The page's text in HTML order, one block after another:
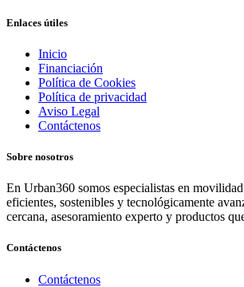
Enlaces útiles
Inicio
Financiación
Política de Cookies
Política de privacidad
Aviso Legal
Contáctenos
Sobre nosotros
En Urban360 somos especialistas en
eficientes, sostenibles y tecnológicamente
cercana, asesoramiento experto y productos
Contáctenos
Contáctenos